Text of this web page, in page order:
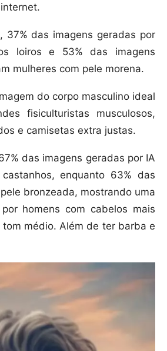
37% das imagens geradas por
loiros e 53% das imagens
mulheres com pele morena.
do corpo masculino ideal
fisiculturistas musculosos,
e camisetas extra justas.
das imagens geradas por IA
enquanto 63% das
bronzeada, mostrando uma
homens com cabelos mais
médio. Além de ter barba e